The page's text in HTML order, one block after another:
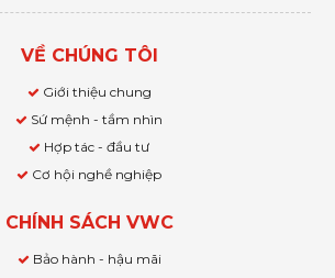
VỀ CHÚNG TÔI
Giới thiệu chung
Sứ mệnh - tầm nhìn
Hợp tác - đầu tư
Cơ hội nghề nghiệp
CHÍNH SÁCH VWC
Bảo hành - hậu mãi